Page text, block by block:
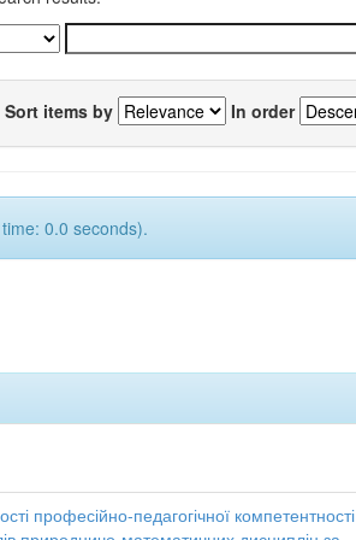
Sort items by In order
0.0 seconds).
професійно-педагогічної компетентності